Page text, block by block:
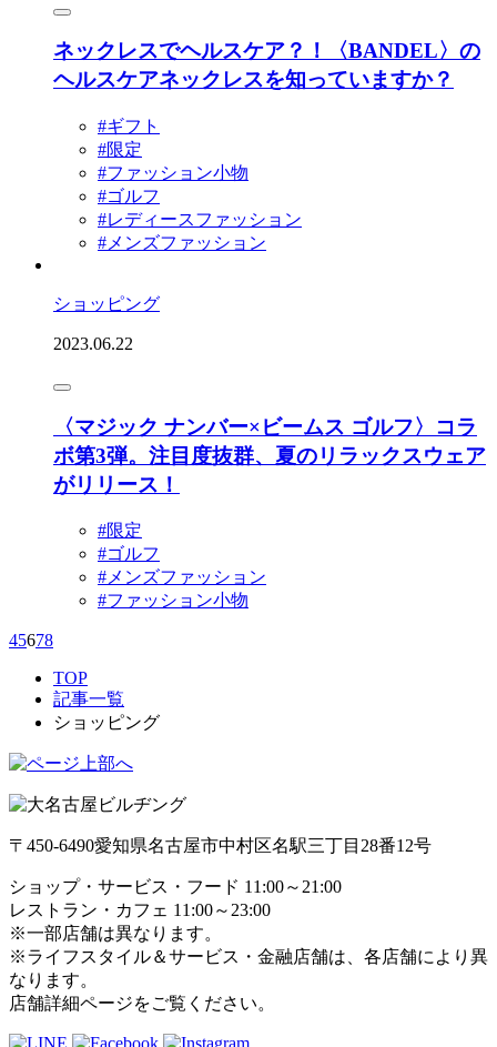
ネックレスでヘルスケア？！〈BANDEL〉の
ヘルスケアネックレスを知っていますか？
#ギフト
#限定
#ファッション小物
#ゴルフ
#レディースファッション
#メンズファッション
ショッピング
2023.06.22
〈マジック ナンバー×ビームス ゴルフ〉コラ
ボ第3弾。注目度抜群、夏のリラックスウェア
がリリース！
#限定
#ゴルフ
#メンズファッション
#ファッション小物
45678
TOP
記事一覧
ショッピング
〒450-6490愛知県名古屋市中村区名駅三丁目28番12号
ショップ・サービス・フード 11:00～21:00
レストラン・カフェ 11:00～23:00
※一部店舗は異なります。
※ライフスタイル＆サービス・金融店舗は、各店舗により異
なります。
店舗詳細ページをご覧ください。